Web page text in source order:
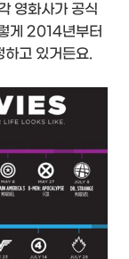
영화사가 공식
게 2014년부터
고 있거든요.